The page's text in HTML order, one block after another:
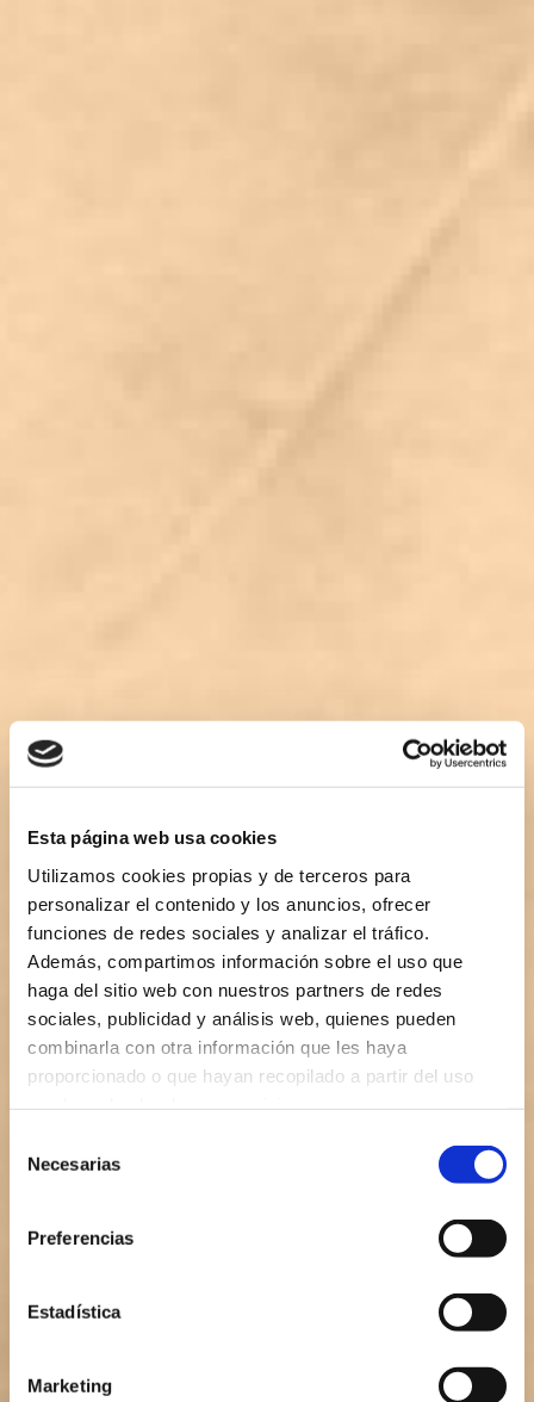
Esta página web usa cookies
Utilizamos cookies propias y de terceros para
personalizar el contenido y los anuncios, ofrecer
funciones de redes sociales y analizar el tráfico.
Además, compartimos información sobre el uso que
haga del sitio web con nuestros partners de redes
sociales, publicidad y análisis web, quienes pueden
combinarla con otra información que les haya
proporcionado o que hayan recopilado a partir del uso
Necesarias
Preferencias
Estadística
Marketing
Yoga is a mirror for
look at us from
within.